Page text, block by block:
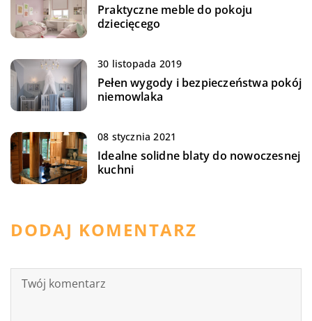
Praktyczne meble do pokoju
dziecięcego
30 listopada 2019
Pełen wygody i bezpieczeństwa pokój
niemowlaka
08 stycznia 2021
Idealne solidne blaty do nowoczesnej
kuchni
DODAJ KOMENTARZ